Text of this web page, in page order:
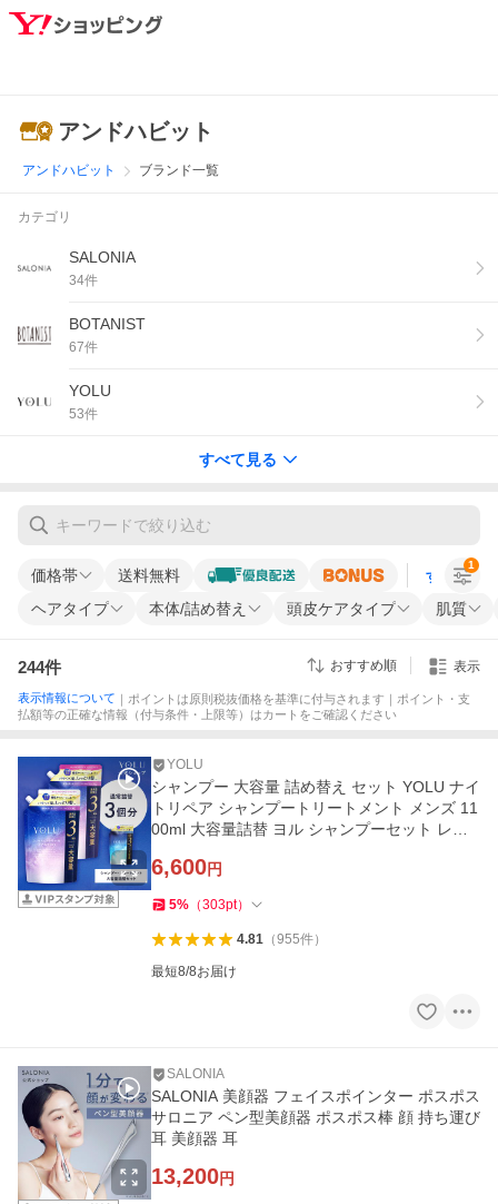
アンドハビット
アンドハビット ブランド一覧
カテゴリ
SALONIA
34件
BOTANIST
67件
YOLU
53件
すべて見る
価格帯 送料無料 すべての条
ヘアタイプ 本体/詰め替え 頭皮ケアタイプ 肌質
1
244件 おすすめ順 表示
表示情報について ｜ポイントは原則税抜価格を基準に付与されます｜ポイント・支
払額等の正確な情報（付与条件・上限等）はカートをご確認ください
YOLU
シャンプー 大容量 詰め替え セット YOLU ナイ
トリペア シャンプートリートメント メンズ 11
00ml 大容量詰替 ヨル シャンプーセット レデ
6,600円
5% （303pt）
4.81（955件）
最短8/8お届け
SALONIA
SALONIA 美顔器 フェイスポインター ポスポス
サロニア ペン型美顔器 ポスポス棒 顔 持ち運び
耳 美顔器 耳
13,200円